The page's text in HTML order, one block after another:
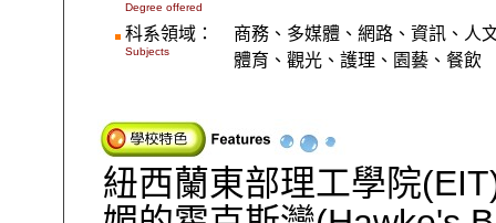
Degree offered
科系領域：
Subjects
商務、多媒體、網路、資訊、人
體育、觀光、護理、園藝、餐飲
紐西蘭東部理工學院